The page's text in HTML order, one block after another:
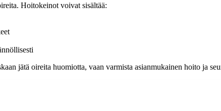
Hoitokeinot voivat sisältää:
jätä oireita huomiotta, vaan varmista asianmukainen hoito ja